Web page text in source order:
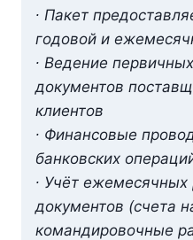
∙ Пакет
годовой и
∙ Ведение
документов
клиентов
∙ Финансовые
банковских
∙ Учёт ежемесячных
документов (счета
командировочные